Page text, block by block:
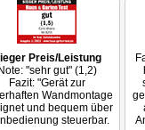
Preis/Leistung
Note: "sehr gut" (1,2)
Fazit: "Gerät zur
Wandmontage
und bequem über
steuerbar.